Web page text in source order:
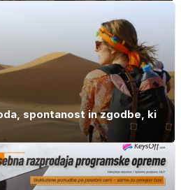
spontanost in zgodbe, ki